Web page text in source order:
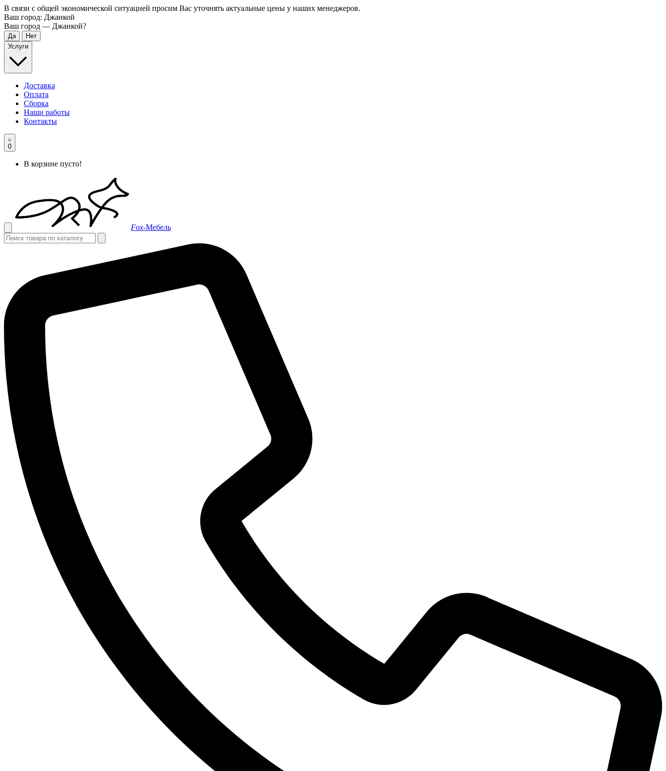
В связи с общей экономической ситуацией просим Вас уточнять актуальные цены у наших менеджеров.
Ваш город: Джанкой
Ваш город — Джанкой?
Услуги
Доставка
Оплата
Сборка
Наши работы
Контакты
0
В корзине пусто!
Fox-Мебель